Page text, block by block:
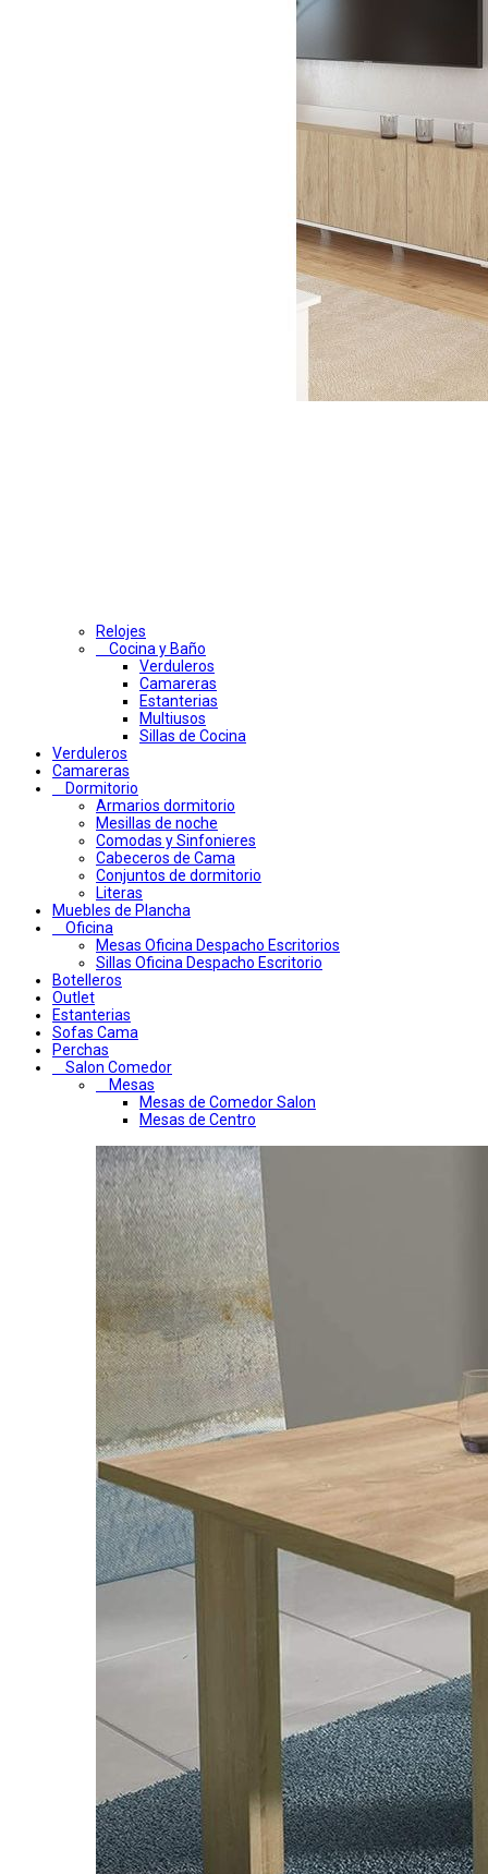
Relojes
Cocina y Baño
Verduleros
Camareras
Estanterias
Multiusos
Sillas de Cocina
Verduleros
Camareras
Dormitorio
Armarios dormitorio
Mesillas de noche
Comodas y Sinfonieres
Cabeceros de Cama
Conjuntos de dormitorio
Literas
Muebles de Plancha
Oficina
Mesas Oficina Despacho Escritorios
Sillas Oficina Despacho Escritorio
Botelleros
Outlet
Estanterias
Sofas Cama
Perchas
Salon Comedor
Mesas
Mesas de Comedor Salon
Mesas de Centro